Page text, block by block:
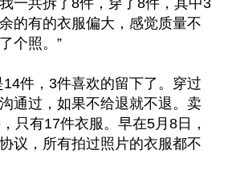
一共拆了8件，穿了8件，其中3
的有的衣服偏大，感觉质量不
个照。”
14件，3件喜欢的留下了。穿过
通过，如果不给退就不退。卖
只有17件衣服。早在5月8日，
议，所有拍过照片的衣服都不